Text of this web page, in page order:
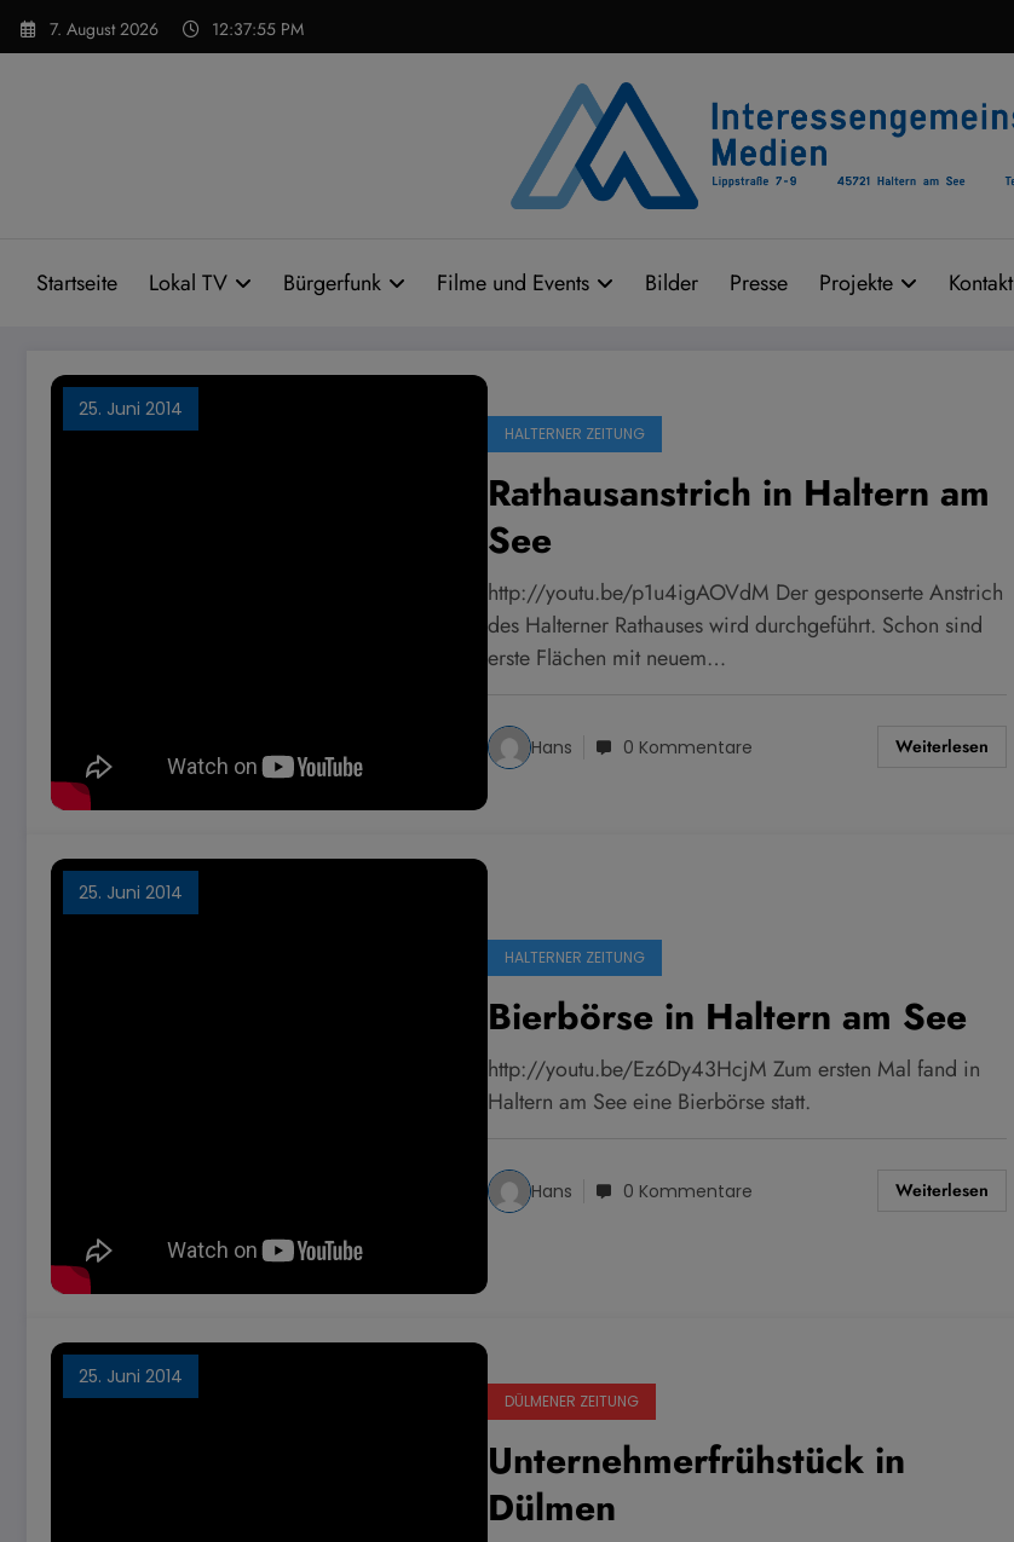
Zum
Inhalt
7. August 2026 12:37:56 PM
Startseite Lokal TV Bürgerfunk Filme und Events Bilder Presse Projekte Kontakt
25. Juni 2014
HALTERNER ZEITUNG
Rathausanstrich in Haltern am
See
http://youtu.be/p1u4igAOVdM Der gesponserte Anstrich
des Halterner Rathauses wird durchgeführt. Schon sind
erste Flächen mit neuem…
Hans 0 Kommentare Weiterlesen
25. Juni 2014
HALTERNER ZEITUNG
Bierbörse in Haltern am See
http://youtu.be/Ez6Dy43HcjM Zum ersten Mal fand in
Haltern am See eine Bierbörse statt.
Hans 0 Kommentare Weiterlesen
25. Juni 2014
DÜLMENER ZEITUNG
Unternehmerfrühstück in
Dülmen